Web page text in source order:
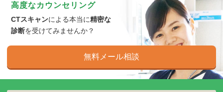
高度なカウンセリング
CTスキャンによる本当に精密な
診断を受けてみませんか？
無料メール相談